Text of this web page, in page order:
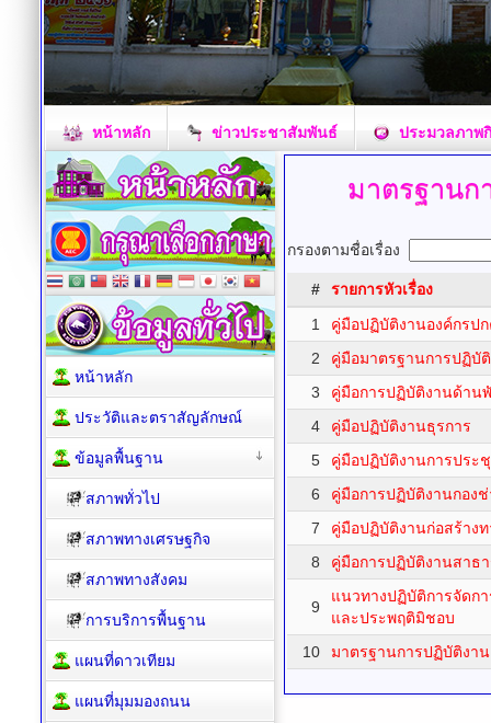
หน้าหลัก ข่าวประชาสัมพันธ์ ประมวลภาพ
มาตรฐานก
กรองตามชื่อเรื่อง
#
รายการหัวเรื่อง
1
คู่มือปฏิบัติงานองค์กรป
2
คู่มือมาตรฐานการปฏิบั
3
คู่มือการปฏิบัติงานด้าน
4
คู่มือปฏิบัติงานธุรการ
5
คู่มือปฏิบัติงานการประ
6
คู่มือการปฏิบัติงานกองช่
7
คู่มือปฏิบัติงานก่อสร้างท
8
คู่มือการปฏิบัติงานสาธ
9
แนวทางปฏิบัติการจัดกา
และประพฤติมิชอบ
10
มาตรฐานการปฏิบัติงาน
หน้าหลัก
ประวัติและตราสัญลักษณ์
ข้อมูลพื้นฐาน
สภาพทั่วไป
สภาพทางเศรษฐกิจ
สภาพทางสังคม
การบริการพื้นฐาน
แผนที่ดาวเทียม
แผนที่มุมมองถนน